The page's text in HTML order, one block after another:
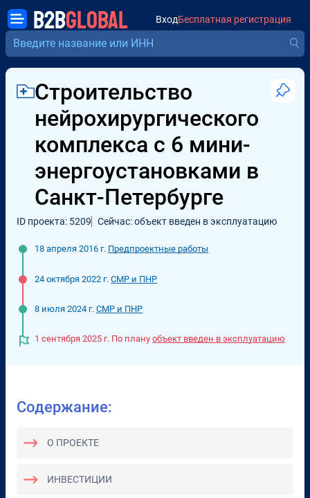
B2BGLOBAL ВходБесплатная регистрация
Строительство
нейрохирургического
комплекса с 6 мини-
энергоустановками в
Санкт-Петербурге
ID проекта: 5209 Сейчас: объект введен в эксплуатацию
18 апреля 2016 г. Предпроектные работы
24 октября 2022 г. СМР и ПНР
8 июля 2024 г. СМР и ПНР
1 сентября 2025 г. По плану объект введен в эксплуатацию
Содержание:
О ПРОЕКТЕ
ИНВЕСТИЦИИ